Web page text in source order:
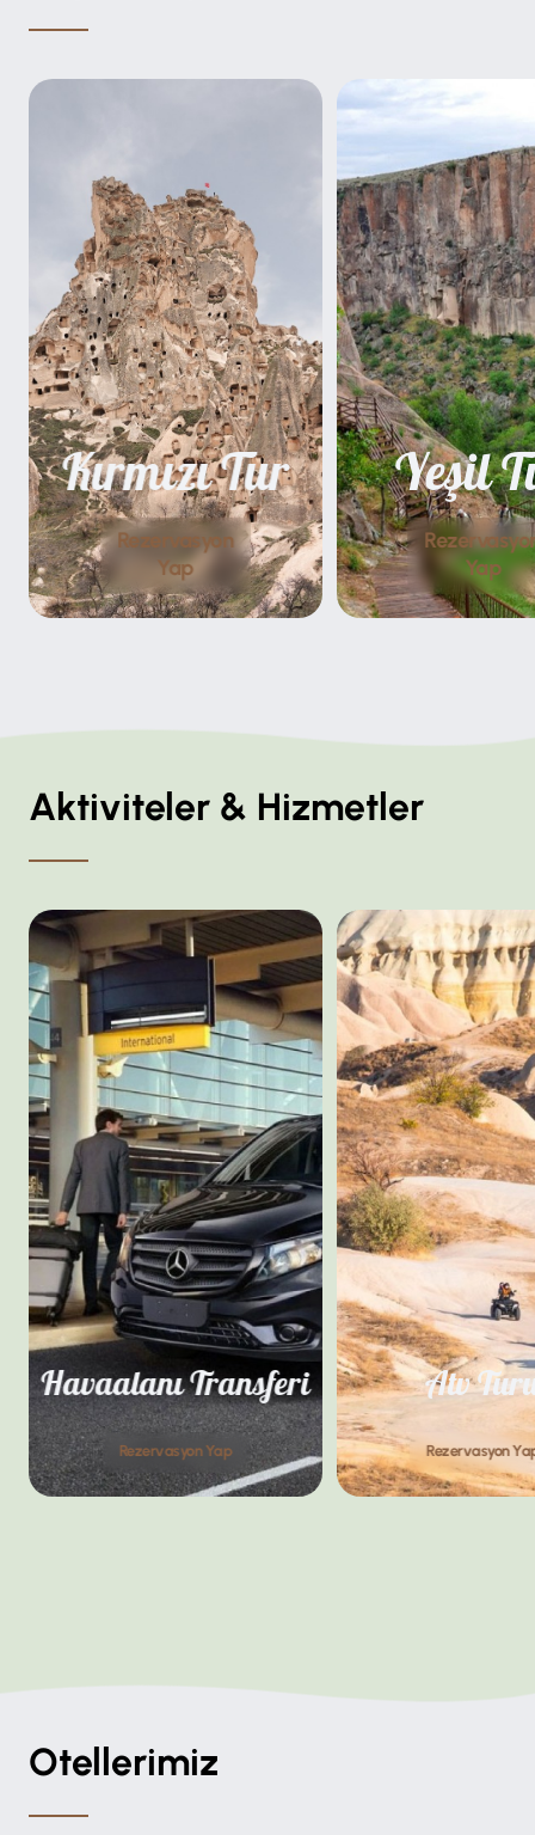
Kırmızı Tur
Rezervasyon
Yap
Yeşil
Yap
Aktiviteler & Hizmetler
Havaalanı Transferi
Rezervasyon Yap
Atv
Rezervasyon
Otellerimiz